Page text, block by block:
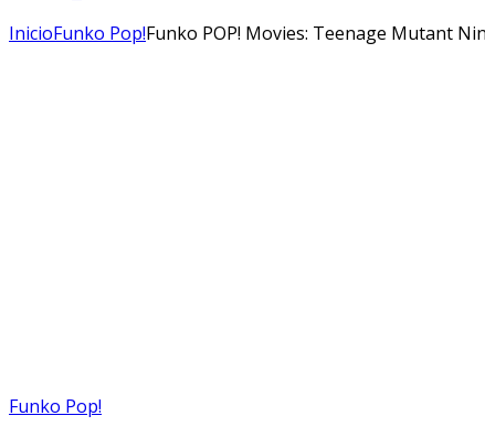
InicioFunko Pop!Funko POP! Movies: Teenage Mutant
Funko Pop!